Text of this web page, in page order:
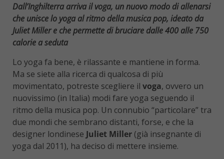
Dall’Inghilterra arriva il voga, un nuovo modo di allenarsi
che unisce lo yoga al ritmo della musica pop, ideato da
Juliet Miller e che permette di bruciare dalle 400 alle 750
calorie a seduta
Lo yoga fa bene, è rilassante e mantiene in forma.
Ma se siete alla ricerca di qualcosa di più
movimentato, potreste scegliere il voga, ovvero un
nuovissimo (in Italia) modi fare yoga seguendo il
ritmo della musica pop. Un connubio “particolare” tra
due mondi che sembrano distanti, forse, e che la
designer londinese Juliet Miller (già insegnante di
yoga dal 2011), ha deciso di mettere insieme.